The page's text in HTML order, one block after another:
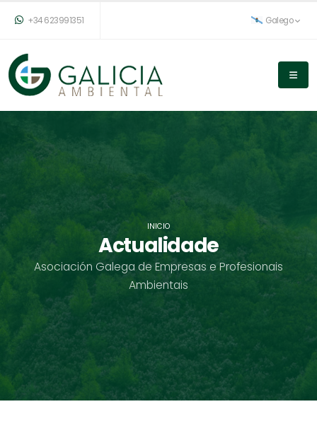
+34 623991351 Galego
Actualidade
Asociación Galega de Empresas e Profesionais
Ambientais
INICIO